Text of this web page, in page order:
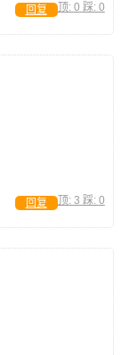
顶: 0 踩: 0
回复
顶: 3 踩: 0
回复